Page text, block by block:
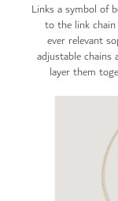
Links a symbol of
to the link
ever relevant
adjustable
layer them